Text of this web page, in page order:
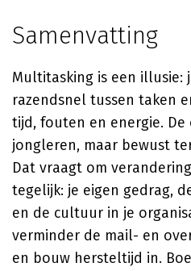
Samenvatting
Multitasking is een illusie:
razendsnel tussen taken
tijd, fouten en energie.
jongleren, maar bewust
Dat vraagt om
tegelijk: je eigen gedrag,
en de cultuur in je
verminder de mail- en
en bouw hersteltijd in.